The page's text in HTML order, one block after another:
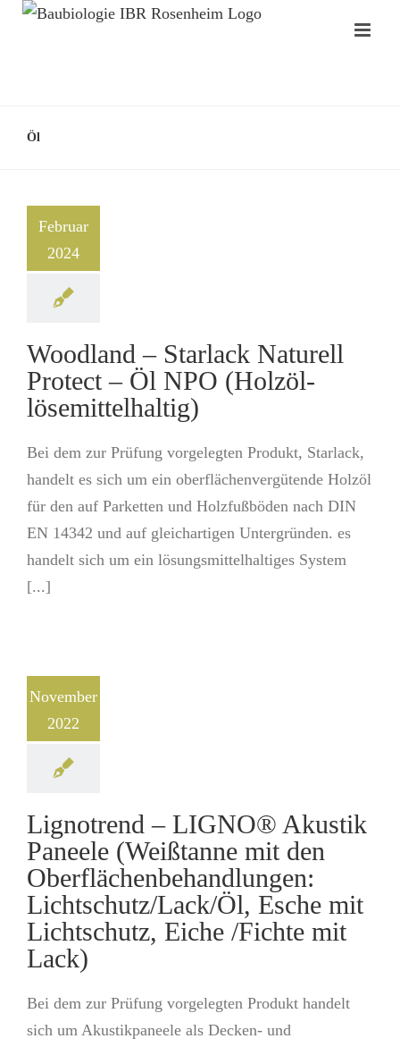
Öl
Februar
2024
Woodland – Starlack Naturell
Protect – Öl NPO (Holzöl-
lösemittelhaltig)
Bei dem zur Prüfung vorgelegten Produkt, Starlack,
handelt es sich um ein oberflächenvergütende Holzöl
für den auf Parketten und Holzfußböden nach DIN
EN 14342 und auf gleichartigen Untergründen. es
handelt sich um ein lösungsmittelhaltiges System
[...]
November
2022
Lignotrend – LIGNO® Akustik
Paneele (Weißtanne mit den
Oberflächenbehandlungen:
Lichtschutz/Lack/Öl, Esche mit
Lichtschutz, Eiche /Fichte mit
Lack)
Bei dem zur Prüfung vorgelegten Produkt handelt
sich um Akustikpaneele als Decken- und